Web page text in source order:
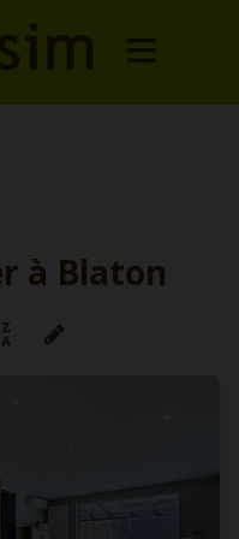
à Blaton